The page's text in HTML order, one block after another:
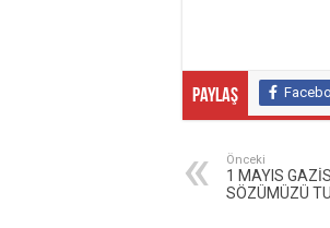
Paylaş
Önceki
1 MAYIS
SÖZÜMÜZÜ